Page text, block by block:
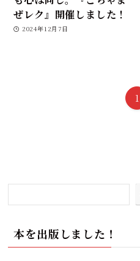
ぜレク』開催しました！
2024年12月7日
1
本を出版しました！